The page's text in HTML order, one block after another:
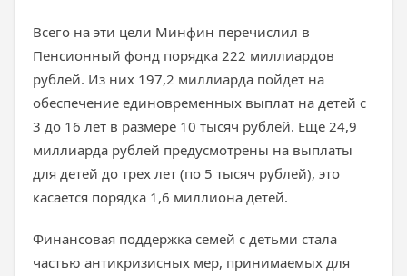
Всего на эти цели Минфин перечислил в
Пенсионный фонд порядка 222 миллиардов
рублей. Из них 197,2 миллиарда пойдет на
обеспечение единовременных выплат на детей с
3 до 16 лет в размере 10 тысяч рублей. Еще 24,9
миллиарда рублей предусмотрены на выплаты
для детей до трех лет (по 5 тысяч рублей), это
касается порядка 1,6 миллиона детей.
Финансовая поддержка семей с детьми стала
частью антикризисных мер, принимаемых для